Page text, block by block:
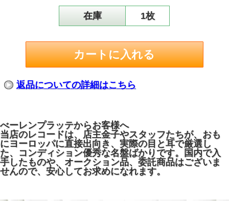
在庫 1枚
返品についての詳細はこちら
べーレンプラッテからお客様へ
当店のレコードは、店主金子やスタッフたちが、おも
にヨーロッパに直接出向き、実際の目と耳で厳選し
た、コンディション優秀な名盤ばかりです。国内で入
手したものや、オークション品、委託商品はございま
せんので、安心してお求めになれます。